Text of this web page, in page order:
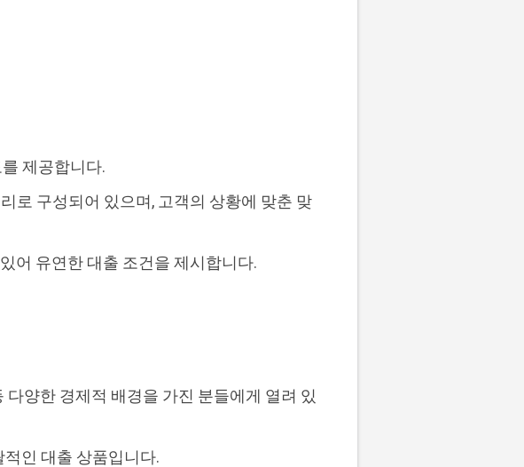
제공합니다.
로 구성되어 있으며, 고객의 상황에 맞춘 맞
어 유연한 대출 조건을 제시합니다.
양한 경제적 배경을 가진 분들에게 열려 있
인 대출 상품입니다.